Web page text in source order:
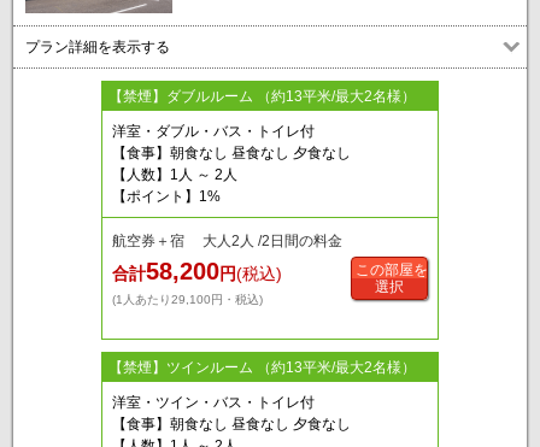
プラン詳細を表示する
【禁煙】ダブルルーム （約13平米/最大2名様）
洋室・ダブル・バス・トイレ付
【食事】朝食なし 昼食なし 夕食なし
【人数】1人 ～ 2人
【ポイント】1%
航空券＋宿 大人2人 /2日間の料金
合計58,200円(税込)
(1人あたり29,100円・税込)
この部屋を
選択
【禁煙】ツインルーム （約13平米/最大2名様）
洋室・ツイン・バス・トイレ付
【食事】朝食なし 昼食なし 夕食なし